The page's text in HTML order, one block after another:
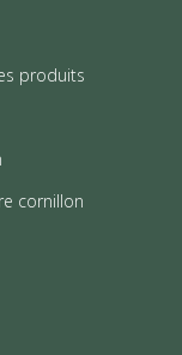
produits
cornillon